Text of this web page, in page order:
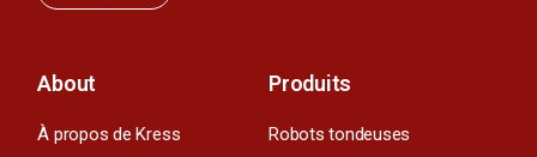
About
À propos de Kress
Produits
Robots tondeuses